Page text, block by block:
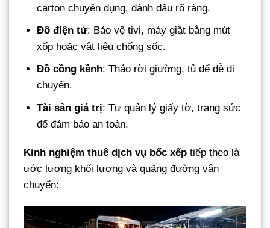
carton chuyên dụng, đánh dấu rõ ràng.
Đồ điện tử: Bảo vệ tivi, máy giặt bằng mút
xốp hoặc vật liệu chống sốc.
Đồ cồng kềnh: Tháo rời giường, tủ để dễ di
chuyển.
Tài sản giá trị: Tự quản lý giấy tờ, trang sức
để đảm bảo an toàn.
Kinh nghiệm thuê dịch vụ bốc xếp tiếp theo là
ước lượng khối lượng và quãng đường vận
chuyển: